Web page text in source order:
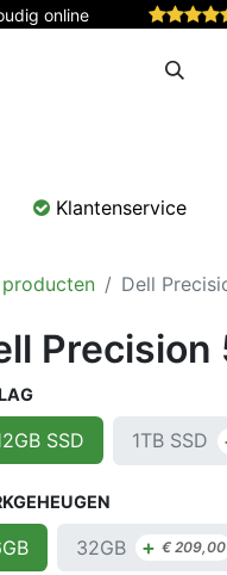
online
Klantenservice
Dell
Precision
SSD 1TB SSD
32GB + €209,00